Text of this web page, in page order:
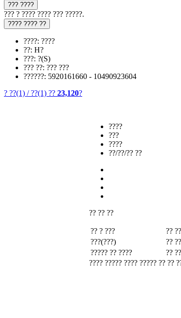
??? ????
??? ? ???? ???? ??? ?????.
???? ???? ??
????: ????
??: H?
???: ?(S)
??? ??: ??? ???
??????: 5920161660 - 10490923604
? ??(1) / ??(1) ?? 23,120?
????
???
????
??/??/?? ??
?? ?? ??
?? ? ??? ??
???(???)
??
????? ?? ????
??
???? ????? ???? ????? ?? ??